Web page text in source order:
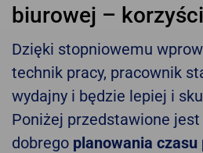
biurowej – korzyści
Dzięki stopniowemu
technik pracy, pracownik
wydajny i będzie lepiej i
Poniżej przedstawione
dobrego planowania